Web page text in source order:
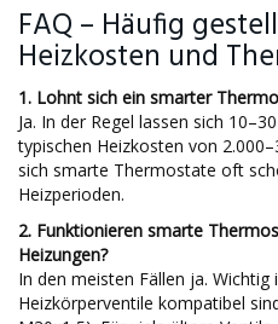
FAQ – Häufig
Heizkosten und
1. Lohnt sich ein smarter
Ja. In der Regel lassen sich
typischen Heizkosten von
sich smarte Thermostate oft
Heizperioden.
2. Funktionieren smarte
Heizungen?
In den meisten Fällen ja. Wichtig
Heizkörperventile kompatibel